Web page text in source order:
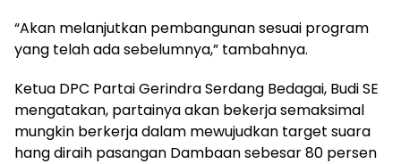
“Akan melanjutkan pembangunan sesuai program
yang telah ada sebelumnya,” tambahnya.
Ketua DPC Partai Gerindra Serdang Bedagai, Budi SE
mengatakan, partainya akan bekerja semaksimal
mungkin berkerja dalam mewujudkan target suara
hang diraih pasangan Dambaan sebesar 80 persen